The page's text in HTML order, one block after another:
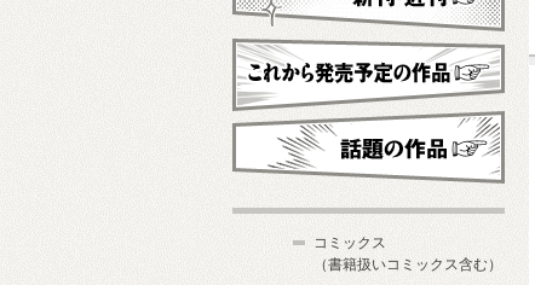
新刊・近刊
これから発売予定
コミックス
（書籍扱いコミックス含む）